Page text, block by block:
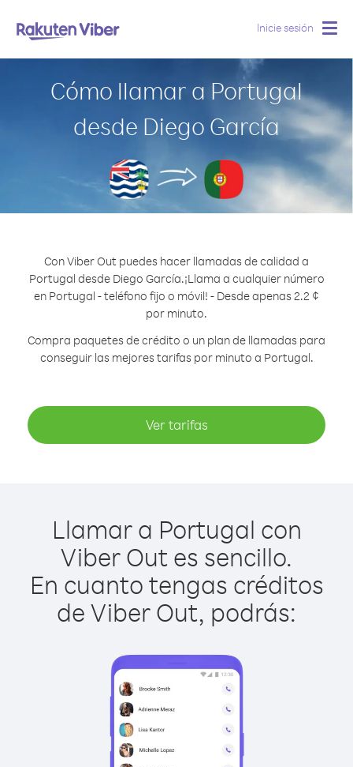
Inicie sesión
Cómo llamar a Portugal
desde Diego García
Con Viber Out puedes hacer llamadas de calidad a
Portugal desde Diego García.¡Llama a cualquier número
en Portugal - teléfono fijo o móvil! - Desde apenas 2.2 ¢
por minuto.
Compra paquetes de crédito o un plan de llamadas para
conseguir las mejores tarifas por minuto a Portugal.
Ver tarifas
Llamar a Portugal con
Viber Out es sencillo.
En cuanto tengas créditos
de Viber Out, podrás: